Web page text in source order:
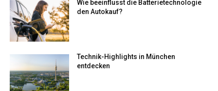
Wie beeinflusst die Batterietechnologie
den Autokauf?
Technik-Highlights in München
entdecken